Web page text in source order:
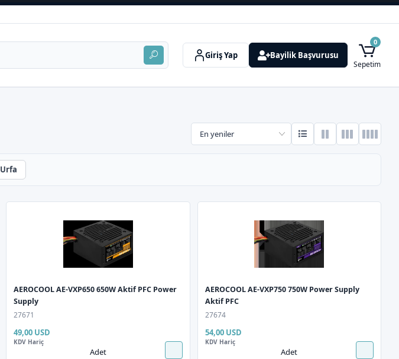
Giriş Yap Bayilik Başvurusu
0
Sepetim
Urfa
AEROCOOL AE-VXP650 650W Aktif PFC Power
Supply
27671
49,00 USD
KDV Hariç
Adet
AEROCOOL AE-VXP750 750W Power Supply
Aktif PFC
27674
54,00 USD
KDV Hariç
Adet